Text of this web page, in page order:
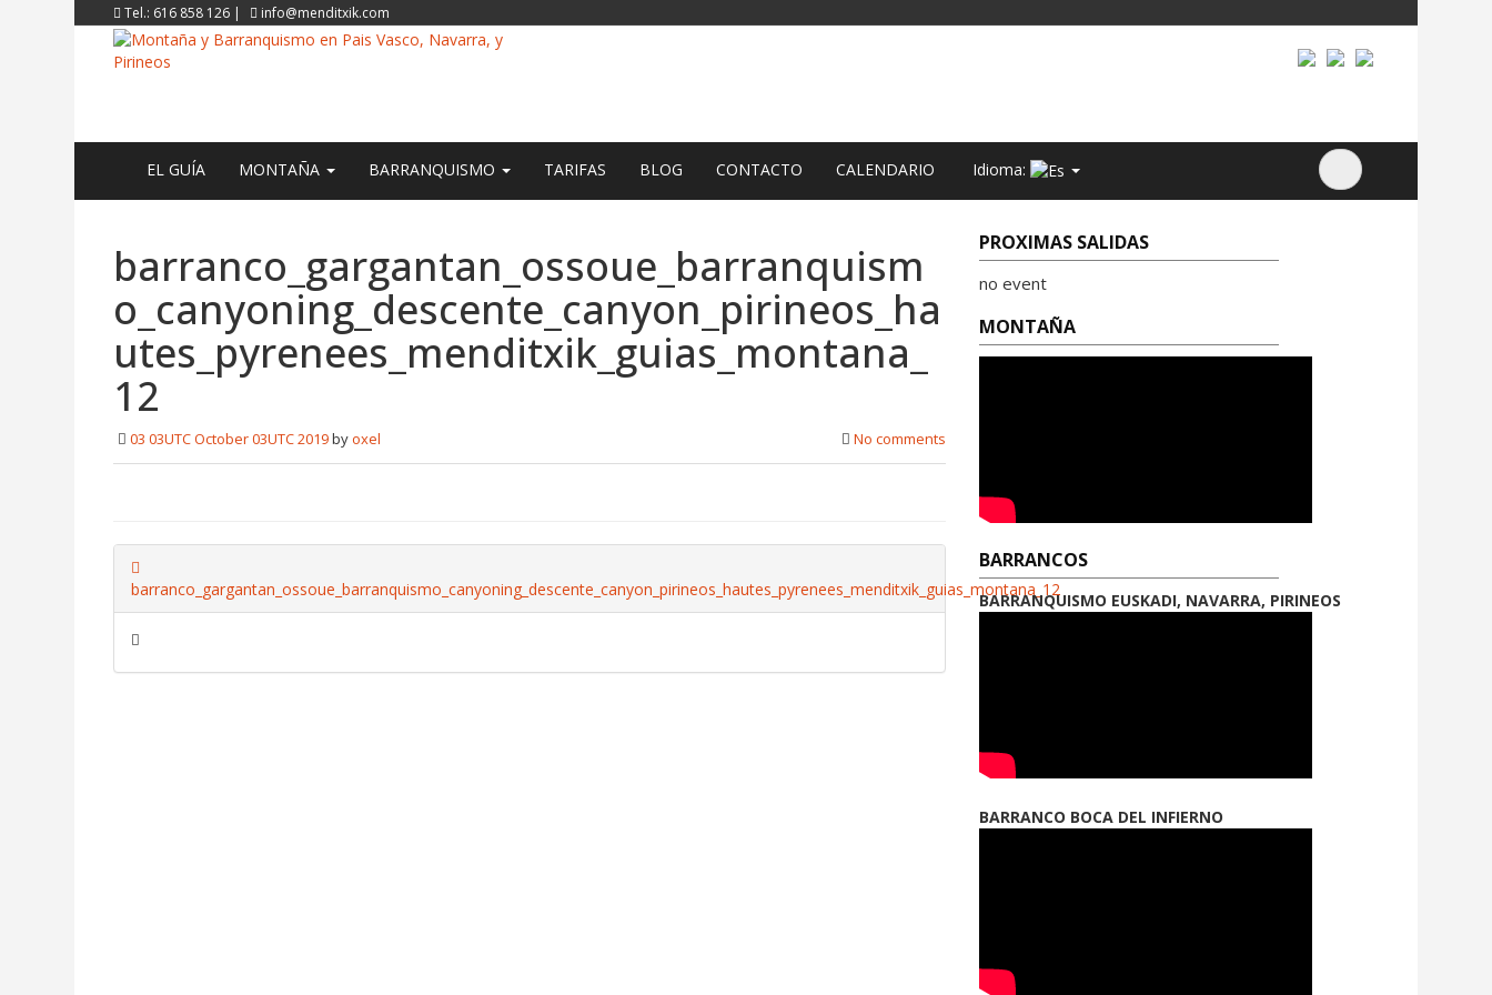
Tel.: 616 858 126 | info@menditxik.com
EL GUÍA MONTAÑA BARRANQUISMO TARIFAS BLOG CONTACTO CALENDARIO Idioma:
barranco_gargantan_ossoue_barranquism
o_canyoning_descente_canyon_pirineos_ha
utes_pyrenees_menditxik_guias_montana_
12
03 03UTC October 03UTC 2019byoxel No comments
barranco_gargantan_ossoue_barranquismo_canyoning_descente_canyon_pirineos_hautes_pyrenees_menditxik_guias_montana_12
PROXIMAS SALIDAS
no event
MONTAÑA
BARRANCOS
BARRANQUISMO EUSKADI, NAVARRA, PIRINEOS
BARRANCO BOCA DEL INFIERNO